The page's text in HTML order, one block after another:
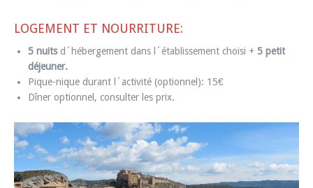
LOGEMENT ET NOURRITURE:
5 nuitsd´hébergement dans l´établissement choisi + 5 petit
déjeuner.
Pique-nique durant l´activité (optionnel): 15€
Dîner optionnel, consulter les prix.